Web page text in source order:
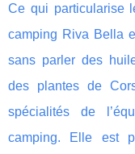
Ce qui particularise
camping Riva Bella
sans parler des
des plantes de
spécialités de
camping. Elle est